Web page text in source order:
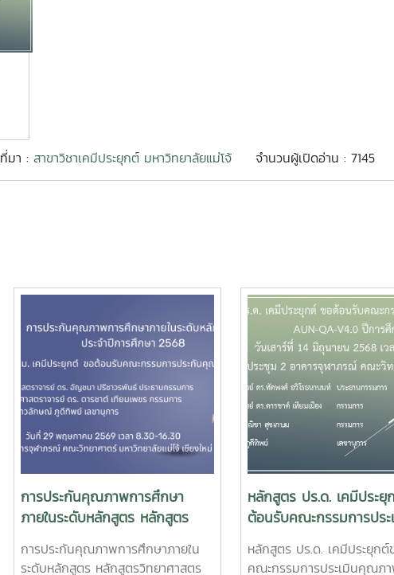
ที่มา : สาขาวิชาเคมีประยุกต์ มหาวิทยาลัยแม่โจ้ จำนวนผู้เปิดอ่าน : 7145
การประกันคุณภาพการศึกษา
ภายในระดับหลักสูตร หลักสูตร
วิทยาศาสตรมหาบัณฑิตสาขาวิชา
เคมีประยุกต์ ประจำปีการศึกษา
การประกันคุณภาพการศึกษาภายใน
ระดับหลักสูตร หลักสูตรวิทยาศาสตร
หลักสูตร ปร.ด. เคมีประ
ต้อนรับคณะกรรมการประ
คุณภาพการศึกษา AUN-
V4.0 ปีการศึกษา 2567
หลักสูตร ปร.ด. เคมีประยุก
คณะกรรมการประเมินคุณภ